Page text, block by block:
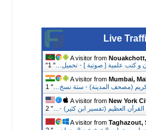
Live
A visitor from
"
و كتب علمية [ صوتية ] - تحميل… "
A visitor from Mumbai,
(مصحف المدينة) - ستة نسخ… "
A visitor from New York
القرآن العظيم (تفسير ابن كثير) -… "
A visitor from Taghazout,